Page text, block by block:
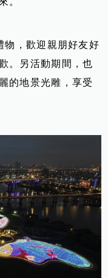
物，歡迎親朋好友好
。另活動期間，也
的地景光雕，享受